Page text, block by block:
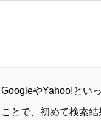
やYahoo!と
とで、初めて検索結